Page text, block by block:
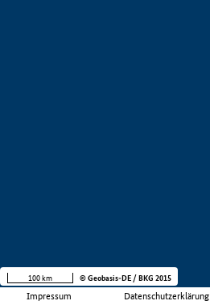
Impressum Datenschutzerklärung
100 km © Geobasis-DE / BKG 2015